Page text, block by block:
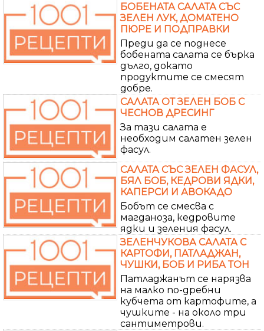
БОБЕНАТА САЛАТА СЪС
ЗЕЛЕН ЛУК, ДОМАТЕНО
ПЮРЕ И ПОДПРАВКИ
Преди да се поднесе
бобената салата се бърка
дълго, докато
продуктите се смесят
добре.
САЛАТА ОТ ЗЕЛЕН БОБ С
ЧЕСНОВ ДРЕСИНГ
За тази салата е
необходим салатен зелен
фасул.
САЛАТА СЪС ЗЕЛЕН ФАСУЛ,
БЯЛ БОБ, КЕДРОВИ ЯДКИ,
КАПЕРСИ И АВОКАДО
Бобът се смесва с
магданоза, кедровите
ядки и зеления фасул.
ЗЕЛЕНЧУКОВА САЛАТА С
КАРТОФИ, ПАТЛАДЖАН,
ЧУШКИ, БОБ И РИБА ТОН
Патладжанът се нарязва
на малко по-дребни
кубчета от картофите, а
чушките - на около три
сантиметрови.